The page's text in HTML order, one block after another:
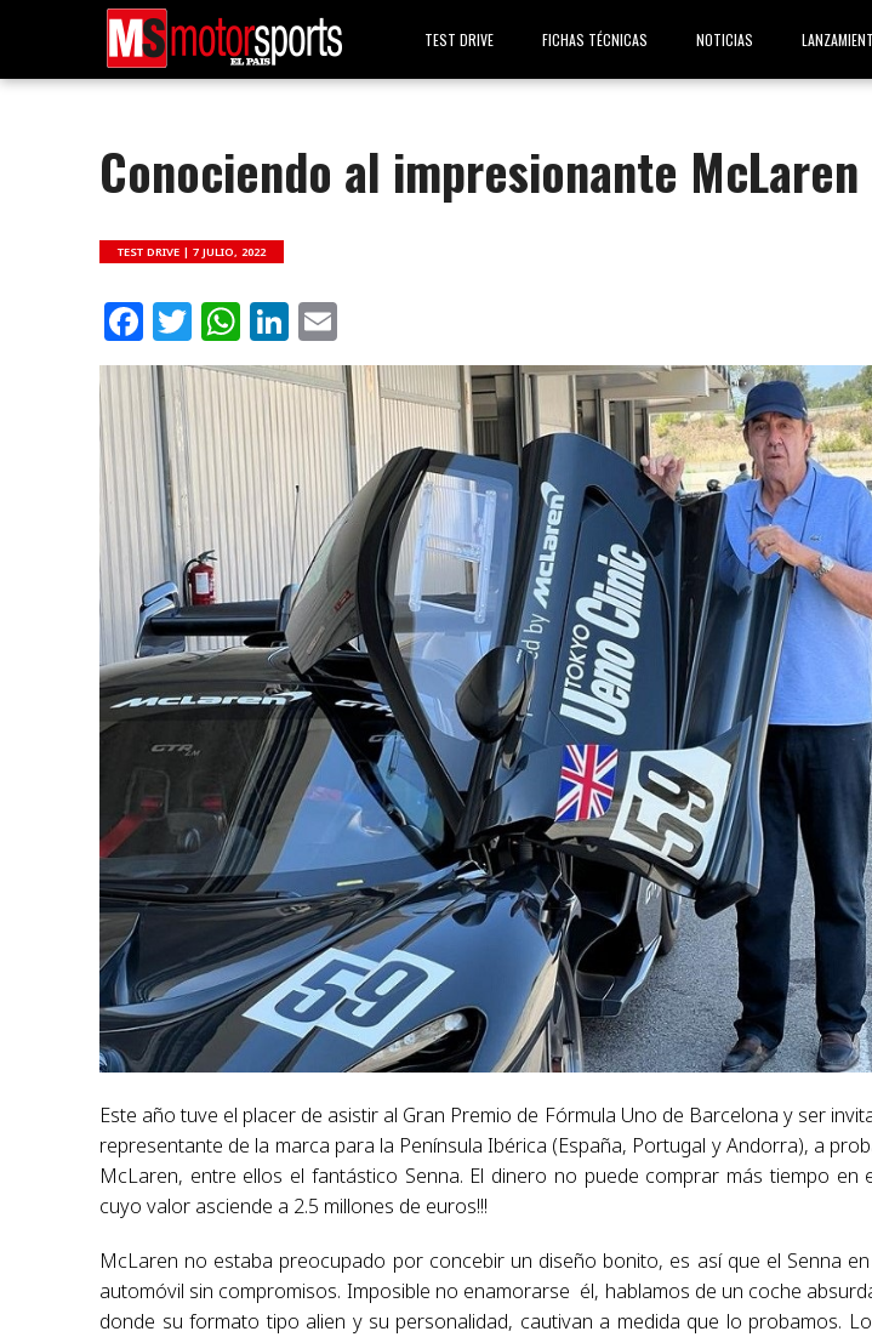
TEST DRIVE FICHAS TÉCNICAS NOTICIAS
Conociendo al impresionante McLaren
TEST DRIVE |7 JULIO, 2022
Facebook
Twitter
WhatsApp
LinkedIn
Este año tuve el placer de asistir al Gran Premio de Fórmula Uno de Barcelona y ser
representante de la marca para la Península Ibérica (España, Portugal y Andorra), a
McLaren, entre ellos el fantástico Senna. El dinero no puede comprar más tiempo
cuyo valor asciende a 2.5 millones de euros!!!
McLaren no estaba preocupado por concebir un diseño bonito, es así que el Senna
automóvil sin compromisos. Imposible no enamorarse él, hablamos de un coche
donde su formato tipo alien y su personalidad, cautivan a medida que lo probamos.